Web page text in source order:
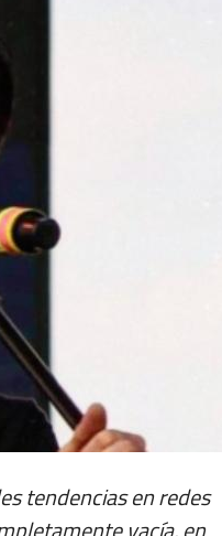
tendencias en redes
vacía, en